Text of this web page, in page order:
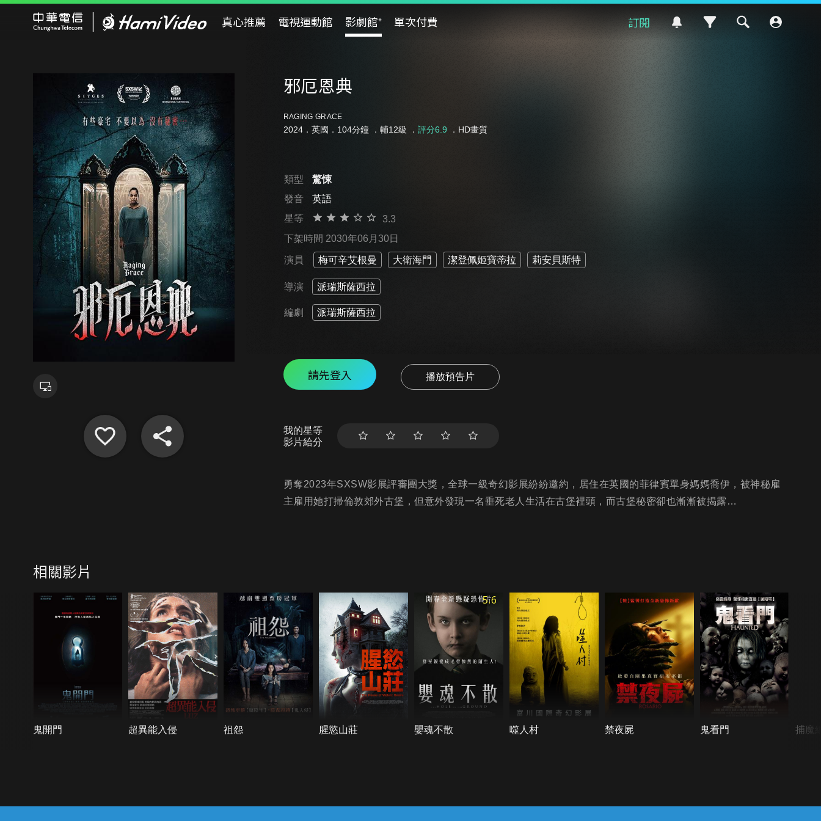
真心推薦 電視運動館 影劇館⁺ 單次付費 訂閱
邪厄恩典
RAGING GRACE
2024．英國．104分鐘 ． 輔12級 ． 評分6.9 ．HD畫質
類型
驚悚
發音
英語
星等
3.3
下架時間 2030年06月30日
演員 梅可辛艾根曼 大衛海門 潔登佩姬寶蒂拉 莉安貝斯特
導演 派瑞斯薩西拉
編劇 派瑞斯薩西拉
請先登入 播放預告片
我的星等
影片給分
勇奪2023年SXSW影展評審團大獎，全球一級奇幻影展紛紛邀約，居住在英國的菲律賓單身媽媽喬伊，被神秘雇
主雇用她打掃倫敦郊外古堡，但意外發現一名垂死老人生活在古堡裡頭，而古堡秘密卻也漸漸被揭露…
相關影片
鬼開門 超異能入侵 祖怨 腥慾山莊
5.6
嬰魂不散 噬人村 禁夜屍 鬼看門 捕魔